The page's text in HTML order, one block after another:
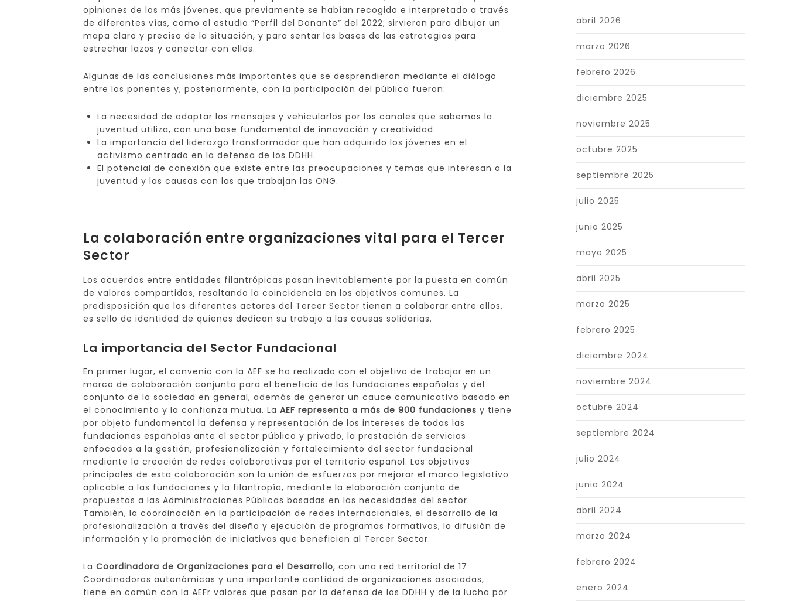
opiniones de los más jóvenes, que previamente se habían recogido e interpretado a través
de diferentes vías, como el estudio “Perfil del Donante” del 2022; sirvieron para dibujar un
mapa claro y preciso de la situación, y para sentar las bases de las estrategias para
estrechar lazos y conectar con ellos.
Algunas de las conclusiones más importantes que se desprendieron mediante el diálogo
entre los ponentes y, posteriormente, con la participación del público fueron:
La necesidad de adaptar los mensajes y vehicularlos por los canales que sabemos la
juventud utiliza, con una base fundamental de innovación y creatividad.
La importancia del liderazgo transformador que han adquirido los jóvenes en el
activismo centrado en la defensa de los DDHH.
El potencial de conexión que existe entre las preocupaciones y temas que interesan a la
juventud y las causas con las que trabajan las ONG.
La colaboración entre organizaciones vital para el Tercer
Sector
Los acuerdos entre entidades filantrópicas pasan inevitablemente por la puesta en común
de valores compartidos, resaltando la coincidencia en los objetivos comunes. La
predisposición que los diferentes actores del Tercer Sector tienen a colaborar entre ellos,
es sello de identidad de quienes dedican su trabajo a las causas solidarias.
La importancia del Sector Fundacional
En primer lugar, el convenio con la AEF se ha realizado con el objetivo de trabajar en un
marco de colaboración conjunta para el beneficio de las fundaciones españolas y del
conjunto de la sociedad en general, además de generar un cauce comunicativo basado en
el conocimiento y la confianza mutua. LaAEF representa a más de 900 fundaciones y tiene
por objeto fundamental la defensa y representación de los intereses de todas las
fundaciones españolas ante el sector público y privado, la prestación de servicios
enfocados a la gestión, profesionalización y fortalecimiento del sector fundacional
mediante la creación de redes colaborativas por el territorio español. Los objetivos
principales de esta colaboración son la unión de esfuerzos por mejorar el marco legislativo
aplicable a las fundaciones y la filantropía, mediante la elaboración conjunta de
propuestas a las Administraciones Públicas basadas en las necesidades del sector.
También, la coordinación en la participación de redes internacionales, el desarrollo de la
profesionalización a través del diseño y ejecución de programas formativos, la difusión de
información y la promoción de iniciativas que beneficien al Tercer Sector.
LaCoordinadora de Organizaciones para el Desarrollo, con una red territorial de 17
Coordinadoras autonómicas y una importante cantidad de organizaciones asociadas,
tiene en común con la AEFr valores que pasan por la defensa de los DDHH y de la lucha por
abril 2026
marzo 2026
febrero 2026
diciembre 2025
noviembre 2025
octubre 2025
septiembre 2025
julio 2025
junio 2025
mayo 2025
abril 2025
marzo 2025
febrero 2025
diciembre 2024
noviembre 2024
octubre 2024
septiembre 2024
julio 2024
junio 2024
abril 2024
marzo 2024
febrero 2024
enero 2024